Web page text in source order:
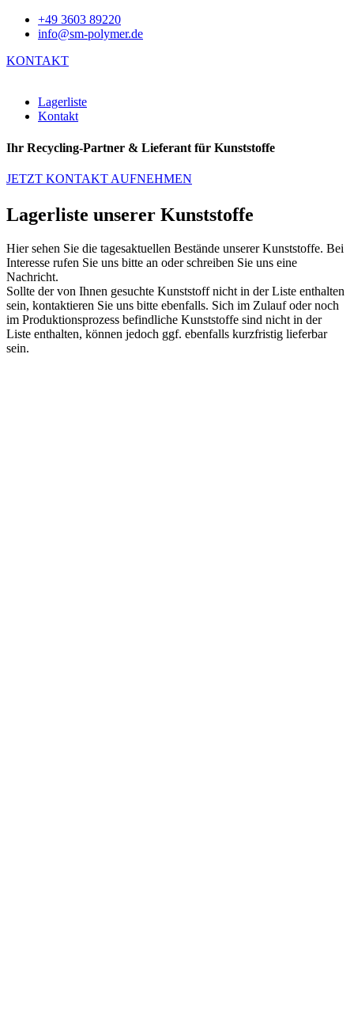
+49 3603 89220
info@sm-polymer.de
KONTAKT
Lagerliste
Kontakt
Ihr Recycling-Partner & Lieferant für Kunststoffe
JETZT KONTAKT AUFNEHMEN
Lagerliste unserer Kunststoffe
Hier sehen Sie die tagesaktuellen Bestände unserer Kunststoffe. Bei
Interesse rufen Sie uns bitte an oder schreiben Sie uns eine
Nachricht.
Sollte der von Ihnen gesuchte Kunststoff nicht in der Liste enthalten
sein, kontaktieren Sie uns bitte ebenfalls. Sich im Zulauf oder noch
im Produktionsprozess befindliche Kunststoffe sind nicht in der
Liste enthalten, können jedoch ggf. ebenfalls kurzfristig lieferbar
sein.